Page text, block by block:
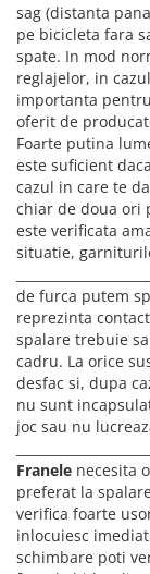
sag (distanta
pe bicicleta fara
spate. In mod
reglajelor, in
importanta
oferit de
Foarte putina
este suficient
cazul in care te
chiar de doua ori
este verificata
situatie,
de furca putem
reprezinta
spalare trebuie
cadru. La orice
desfac si, dupa
nu sunt
joc sau nu
Franele necesita
preferat la
verifica foarte
inlocuiesc
schimbare poti